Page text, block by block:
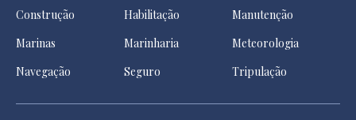
Construção Habilitação
Manutenção
Marinas
Marinharia
Meteorologia
Navegação
Seguro Tripulação